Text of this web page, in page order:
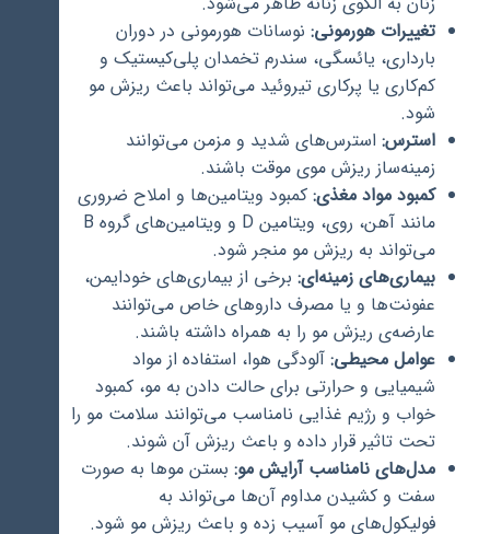
تغییرات هورمونی: نوسانات هورمونی در دوران
بارداری، یائسگی، سندرم تخمدان پلی‌کیستیک و
کم‌کاری یا پرکاری تیروئید می‌تواند باعث ریزش مو
شود.
استرس: استرس‌های شدید و مزمن می‌توانند
زمینه‌ساز ریزش موی موقت باشند.
کمبود مواد مغذی: کمبود ویتامین‌ها و املاح ضروری
مانند آهن، روی، ویتامین D و ویتامین‌های گروه B
می‌تواند به ریزش مو منجر شود.
بیماری‌های زمینه‌ای: برخی از بیماری‌های خودایمن،
عفونت‌ها و یا مصرف داروهای خاص می‌توانند
عارضه‌ی ریزش مو را به همراه داشته باشند.
عوامل محیطی: آلودگی هوا، استفاده از مواد
شیمیایی و حرارتی برای حالت دادن به مو، کمبود
خواب و رژیم غذایی نامناسب می‌توانند سلامت مو را
تحت تاثیر قرار داده و باعث ریزش آن شوند.
مدل‌های نامناسب آرایش مو: بستن موها به صورت
سفت و کشیدن مداوم آن‌ها می‌تواند به
فولیکول‌های مو آسیب زده و باعث ریزش مو شود.